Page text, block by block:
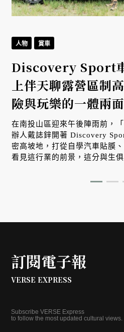
人物 賞車
Discovery Sport
上伴天聊露營區制
險與玩樂的一體兩面
在南投山區迎來午後陣雨前，
辦人戴誌鋅開著 Discovery
密高坡地，打從自學汽車貼膜
看見這行業的前景，這分與生
訂閱電子報
VERSE EXPRESS
Subscribe VERSE Express
to follow the most updated cultural views.